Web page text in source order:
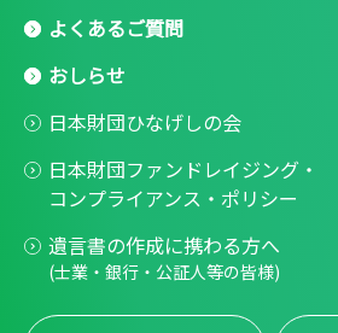
よくあるご質問
おしらせ
日本財団ひなげしの会
日本財団ファンドレイジング・
コンプライアンス・ポリシー
遺言書の作成に携わる方へ
(士業・銀行・公証人等の皆様)